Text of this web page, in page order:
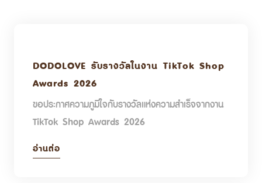
DODOLOVE รับรางวัลในงาน TikTok Shop
Awards 2026
ขอประกาศความภูมิใจกับรางวัลแห่งความสำเร็จจากงาน
TikTok Shop Awards 2026
อ่านต่อ